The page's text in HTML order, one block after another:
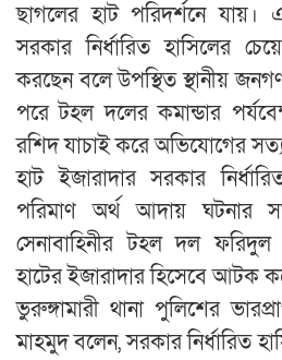
ছাগলের হাট পরিদর্শনে যায়।
সরকার নির্ধারিত হাসিলের
করছেন বলে উপস্থিত স্থানীয়
পরে টহল দলের কমান্ডার
রশিদ যাচাই করে অভিযোগের
হাট ইজারাদার সরকার
পরিমাণ অর্থ আদায় ঘটনার
সেনাবাহিনীর টহল দল
হাটের ইজারাদার হিসেবে আটক
ভুরুঙ্গামারী থানা পুলিশের
মাহমুদ বলেন, সরকার নির্ধারিত